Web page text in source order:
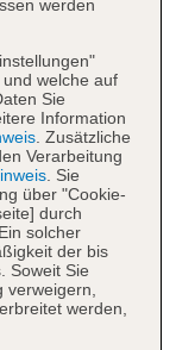
im
ohne
Hotel
werden
welche auf
Sie
Information
. Zusätzliche
Verarbeitung
. Sie
über "Cookie-
durch
solcher
der bis
Soweit Sie
verweigern,
werden,